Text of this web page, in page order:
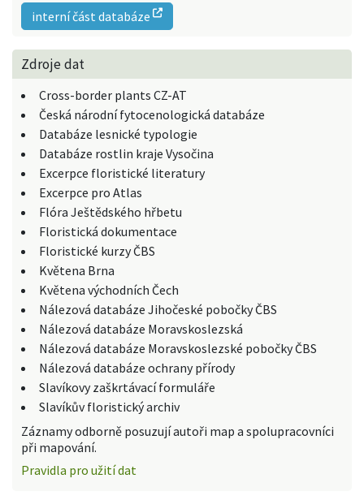
interní část databáze
Zdroje dat
Cross-border plants CZ-AT
Česká národní fytocenologická databáze
Databáze lesnické typologie
Databáze rostlin kraje Vysočina
Excerpce floristické literatury
Excerpce pro Atlas
Flóra Ještědského hřbetu
Floristická dokumentace
Floristické kurzy ČBS
Květena Brna
Květena východních Čech
Nálezová databáze Jihočeské pobočky ČBS
Nálezová databáze Moravskoslezská
Nálezová databáze Moravskoslezské pobočky ČBS
Nálezová databáze ochrany přírody
Slavíkovy zaškrtávací formuláře
Slavíkův floristický archiv
Záznamy odborně posuzují autoři map a spolupracovníci
při mapování.
Pravidla pro užití dat